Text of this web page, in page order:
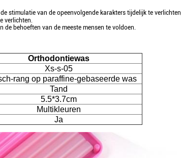
stimulatie van de opeenvolgende karakters tijdelijk te verlichten,
verlichten.
behoeften van de meeste mensen te voldoen.
Orthodontiewas
Xs-s-05
rang op paraffine-gebaseerde was
Tand
5.5*3.7cm
Multikleuren
Ja